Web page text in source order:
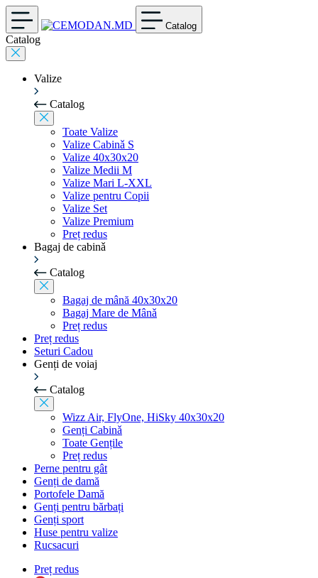
Catalog
Catalog
Valize
Catalog
Toate Valize
Valize Cabinǎ S
Valize 40x30x20
Valize Medii M
Valize Mari L-XXL
Valize pentru Copii
Valize Set
Valize Premium
Preț redus
Bagaj de cabinǎ
Catalog
Bagaj de mână 40x30x20
Bagaj Mare de Mânǎ
Preț redus
Preț redus
Seturi Cadou
Genți de voiaj
Catalog
Wizz Air, FlyOne, HiSky 40x30x20
Genți Cabinǎ
Toate Gențile
Preț redus
Perne pentru gât
Genți de damă
Portofele Damă
Genți pentru bărbați
Genți sport
Huse pentru valize
Rucsacuri
Preț redus